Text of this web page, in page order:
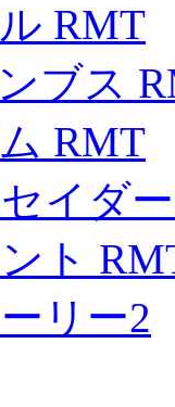
RMT
ブス
RMT
イダ
ト
リー2